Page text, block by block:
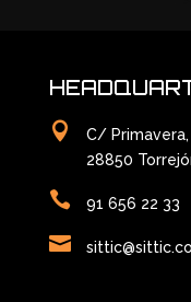

C/ Primavera,
28850
 91 656 22 33
